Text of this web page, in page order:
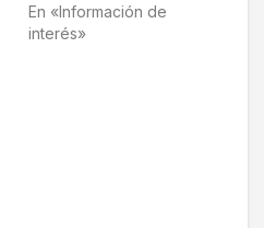
En «Información de
interés»